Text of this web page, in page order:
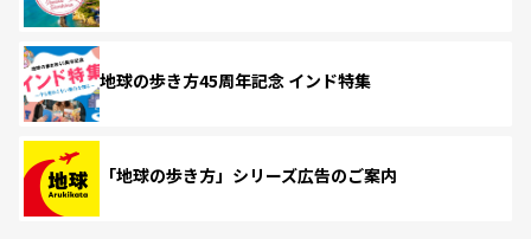
地球の歩き方45周年記念 インド特集
「地球の歩き方」シリーズ広告のご案内